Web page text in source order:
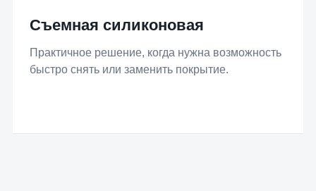
Съемная силиконовая
Практичное решение, когда нужна возможность
быстро снять или заменить покрытие.